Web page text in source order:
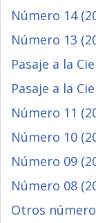
Número 14
Número 13
Pasaje a la
Pasaje a la
Número 11
Número 10
Número 09
Número 08
Otros